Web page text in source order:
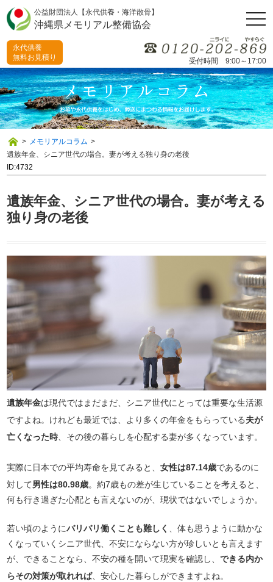
公益財団法人【永代供養・海洋散骨】
沖縄県メモリアル整備協会
受付時間 9:00～17:00
永代供養
無料お見積り
> メモリアルコラム >
遺族年金、シニア世代の場合。妻が考える独り身の老後
ID:4732
遺族年金、シニア世代の場合。妻が考える
独り身の老後
遺族年金は現代ではまだまだ、シニア世代にとっては重要な生活源
ですよね。けれども最近では、より多くの年金をもらっている夫が
亡くなった時 、その後の暮らしを心配する妻が多くなっています。
実際に日本での平均寿命を見てみると、女性は87.14歳であるのに
対して男性は80.98歳。約7歳もの差が生じていることを考えると、
何も行き過ぎた心配とも言えないのが、現状ではないでしょうか。
若い頃のようにバリバリ働くことも難しく
、体も思うように動かな
くなっていくシニア世代、不安にならない方が珍しいとも言えます
が、できることなら、不安の種を開いて現実を確認し、できる内か
らその対策が取れれば、安心した暮らしができますよね。